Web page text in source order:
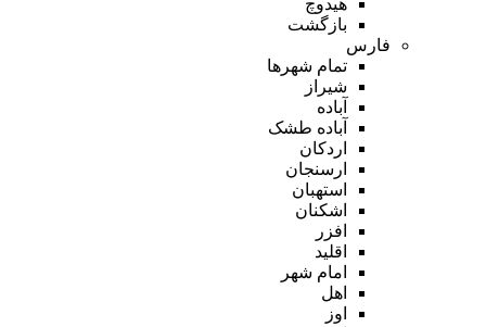
بازگشت
فارس
تمام شهر‌ها
شیراز
آباده
آباده طشک
اردکان
ارسنجان
استهبان
اشکنان
افزر
اقلید
امام شهر
اهل
اوز